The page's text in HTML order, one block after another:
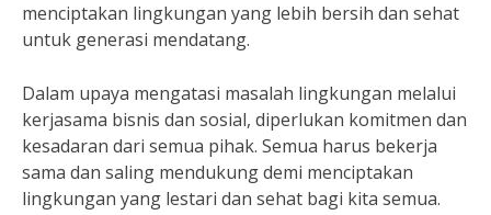
menciptakan lingkungan yang lebih bersih dan sehat
untuk generasi mendatang.
Dalam upaya mengatasi masalah lingkungan melalui
kerjasama bisnis dan sosial, diperlukan komitmen dan
kesadaran dari semua pihak. Semua harus bekerja
sama dan saling mendukung demi menciptakan
lingkungan yang lestari dan sehat bagi kita semua.